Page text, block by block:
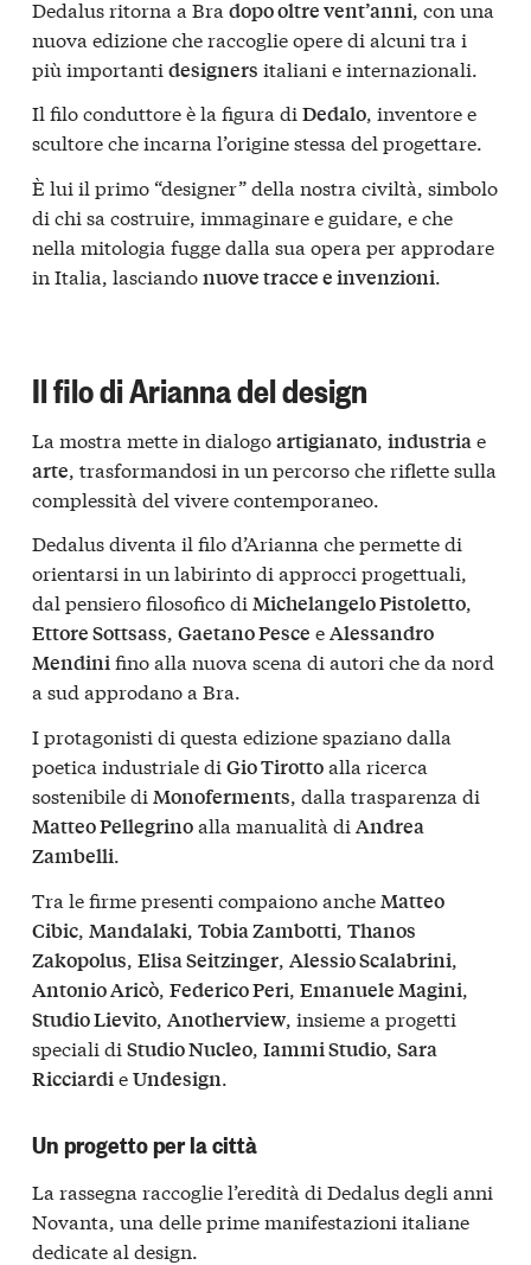
Dedalus ritorna a Bra dopo oltre vent’anni, con una
nuova edizione che raccoglie opere di alcuni tra i
più importanti designers italiani e internazionali.
Il filo conduttore è la figura di Dedalo, inventore e
scultore che incarna l’origine stessa del progettare.
È lui il primo “designer” della nostra civiltà, simbolo
di chi sa costruire, immaginare e guidare, e che
nella mitologia fugge dalla sua opera per approdare
in Italia, lasciandonuove tracce e invenzioni.
Il filo di Arianna del design
La mostra mette in dialogoartigianato, industriae
arte, trasformandosi in un percorso che riflette sulla
complessità del vivere contemporaneo.
Dedalus diventa il filo d’Arianna che permette di
orientarsi in un labirinto di approcci progettuali,
dal pensiero filosofico di Michelangelo Pistoletto,
Ettore Sottsass, Gaetano Pesce eAlessandro
Mendinifino alla nuova scena di autori che da nord
a sud approdano a Bra.
I protagonisti di questa edizione spaziano dalla
poetica industriale di Gio Tirottoalla ricerca
sostenibile di Monoferments, dalla trasparenza di
Matteo Pellegrinoalla manualità di Andrea
Zambelli.
Tra le firme presenti compaiono anche Matteo
Cibic Mandalaki Tobia Zambotti Thanos
Zakopolus Elisa Seitzinger Alessio Scalabrini
Antonio Aricò Federico Peri Emanuele Magini
Studio Lievito Anotherview, insieme a progetti
speciali di Studio Nucleo Iammi Studio Sara
Ricciardi eUndesign
Un progetto per la città
La rassegna raccoglie l’eredità di Dedalus degli anni
Novanta, una delle prime manifestazioni italiane
dedicate al design.